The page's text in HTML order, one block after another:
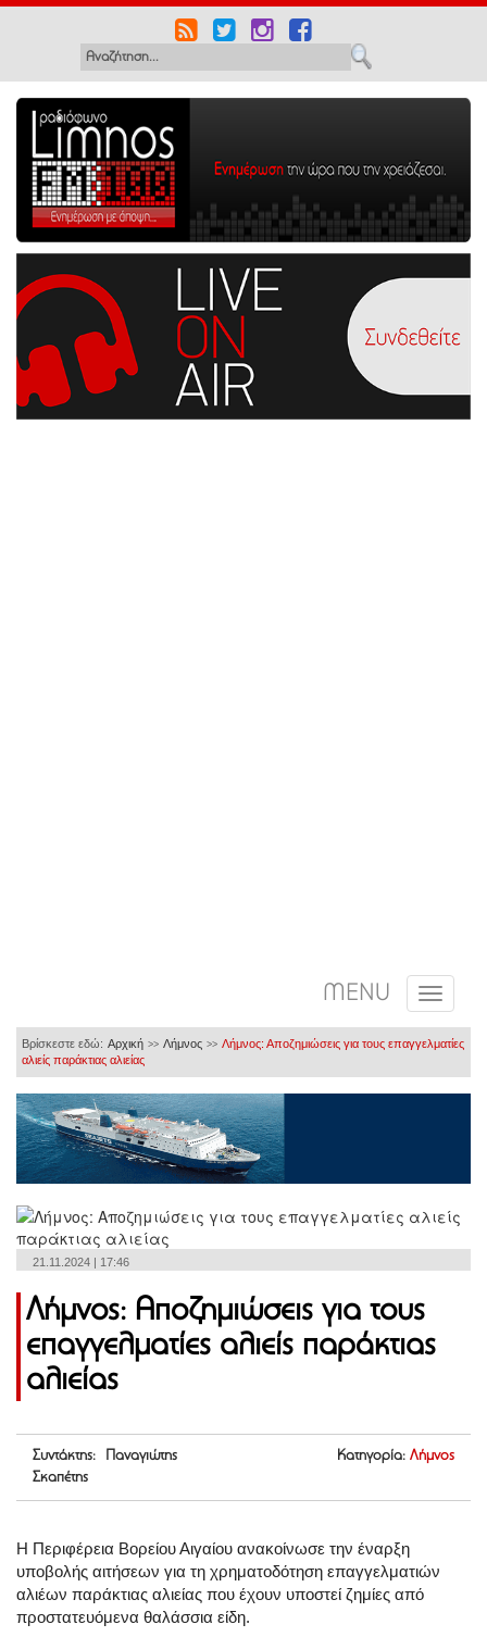
MENU
Βρίσκεστε εδώ: Αρχική >> Λήμνος >> Λήμνος: Αποζημιώσεις για τους επαγγελματίες
αλιείς παράκτιας αλιείας
21.11.2024 | 17:46
Λήμνος: Αποζημιώσεις για τους
επαγγελματίες αλιείς παράκτιας
αλιείας
Συντάκτης: Παναγιώτης
Σκαπέτης
Κατηγορία: Λήμνος
Η Περιφέρεια Βορείου Αιγαίου ανακοίνωσε την έναρξη
υποβολής αιτήσεων για τη χρηματοδότηση επαγγελματιών
αλιέων παράκτιας αλιείας που έχουν υποστεί ζημίες από
προστατευόμενα θαλάσσια είδη.